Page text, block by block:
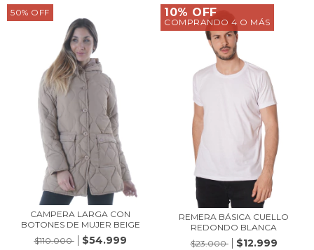
50% OFF
CAMPERA LARGA CON
BOTONES DE MUJER BEIGE
$110.000
$54.999
10% OFF
COMPRANDO 4 O MÁS
REMERA BÁSICA CUELLO
REDONDO BLANCA
$23.000
$12.999